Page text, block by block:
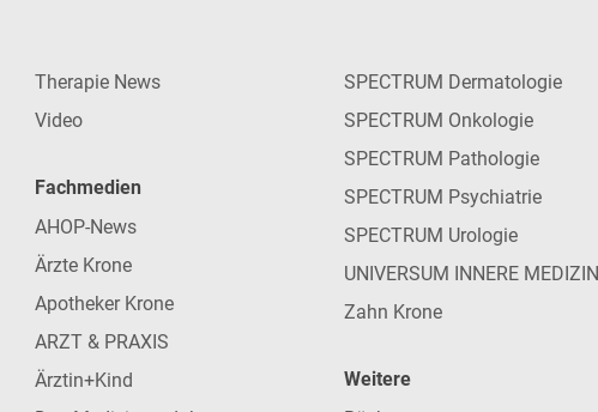
Therapie News
Video
Fachmedien
AHOP-News
Ärzte Krone
Apotheker Krone
ARZT & PRAXIS
Ärztin+Kind
SPECTRUM Dermatologie
SPECTRUM Onkologie
SPECTRUM Pathologie
SPECTRUM Psychiatrie
SPECTRUM Urologie
UNIVERSUM INNERE MEDIZIN
Zahn Krone
Weitere